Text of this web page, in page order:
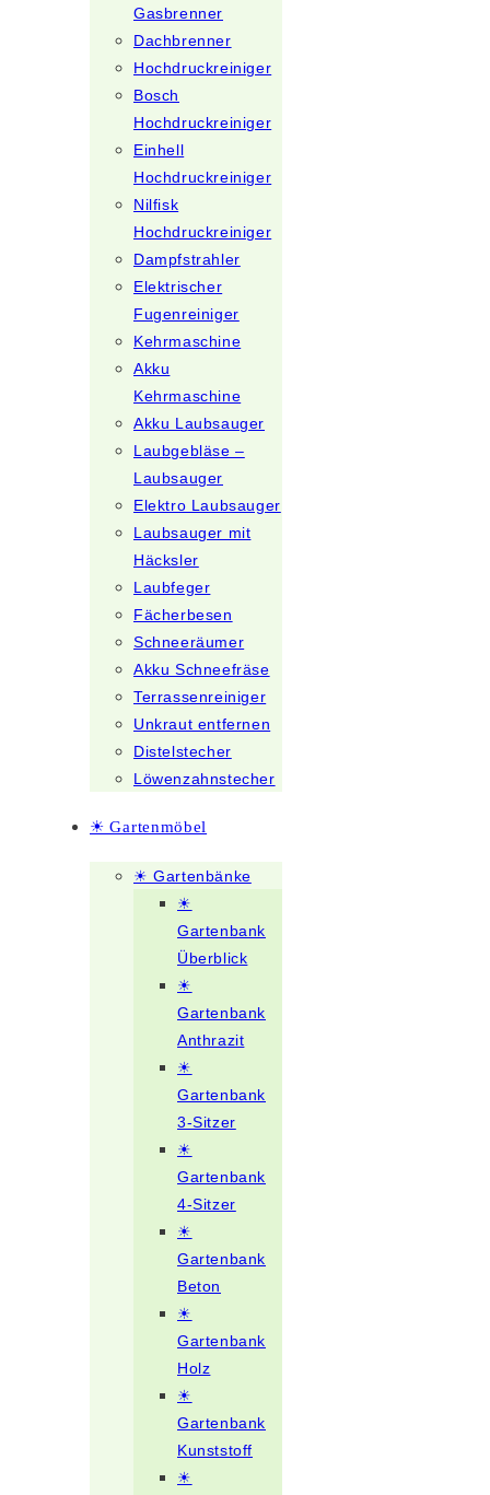
Gasbrenner
Dachbrenner
Hochdruckreiniger
Bosch
Hochdruckreiniger
Einhell
Hochdruckreiniger
Nilfisk
Hochdruckreiniger
Dampfstrahler
Elektrischer
Fugenreiniger
Kehrmaschine
Akku
Kehrmaschine
Akku Laubsauger
Laubgebläse –
Laubsauger
Elektro Laubsauger
Laubsauger mit
Häcksler
Laubfeger
Fächerbesen
Schneeräumer
Akku Schneefräse
Terrassenreiniger
Unkraut entfernen
Distelstecher
Löwenzahnstecher
☀ Gartenmöbel
☀ Gartenbänke
☀
Gartenbank
Überblick
☀
Gartenbank
Anthrazit
☀
Gartenbank
3-Sitzer
☀
Gartenbank
4-Sitzer
☀
Gartenbank
Beton
☀
Gartenbank
Holz
☀
Gartenbank
Kunststoff
☀